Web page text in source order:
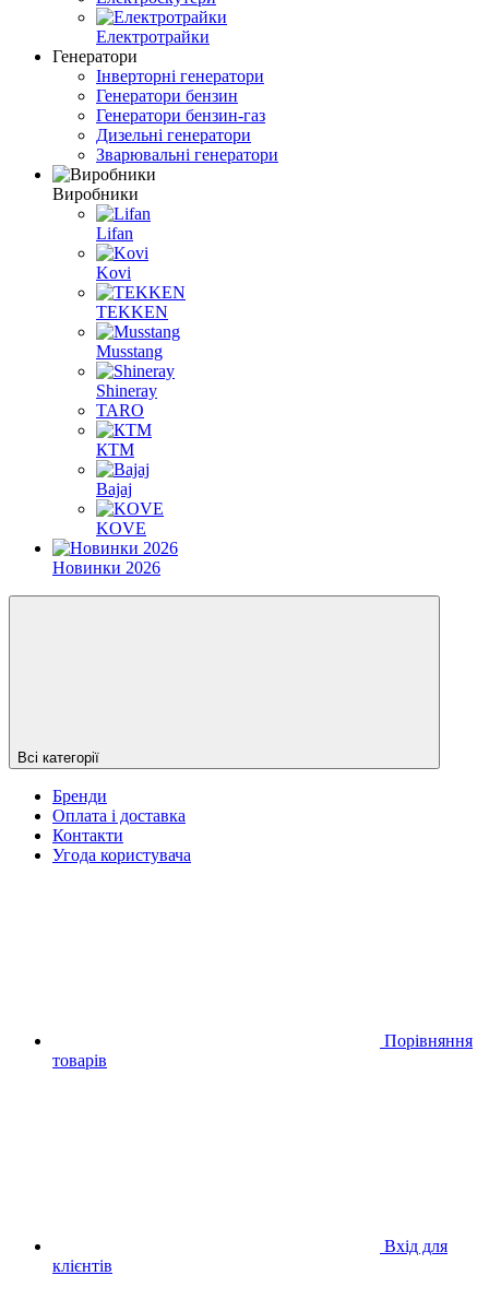
Електротрайки
Генератори
Інверторні генератори
Генератори бензин
Генератори бензин-газ
Дизельні генератори
Зварювальні генератори
Виробники
Lifan
Kovi
TEKKEN
Musstang
Shineray
TARO
КТМ
Bajaj
KOVE
Новинки 2026
Всі категорії
Бренди
Оплата і доставка
Контакти
Угода користувача
Порівняння
товарів
Вхід для
клієнтів